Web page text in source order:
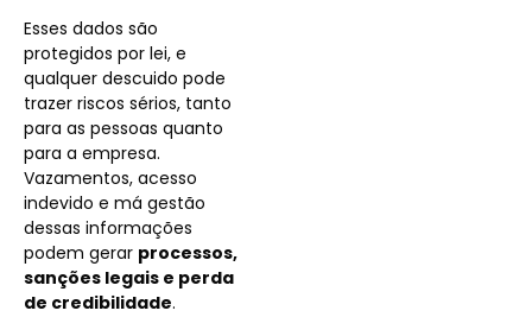
Esses dados são
protegidos por lei, e
qualquer descuido pode
trazer riscos sérios, tanto
para as pessoas quanto
para a empresa.
Vazamentos, acesso
indevido e má gestão
dessas informações
podem gerar processos,
sanções legais e perda
de credibilidade.